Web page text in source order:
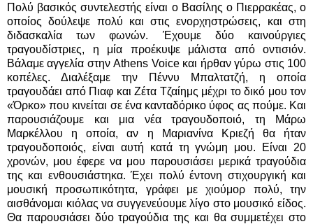
Πολύ βασικός συντελεστής είναι ο Βασίλης ο Πιερρακέας, ο
οποίος δούλεψε πολύ και στις ενορχηστρώσεις, και στη
διδασκαλία των φωνών. Έχουμε δύο καινούργιες
τραγουδίστριες, η μία προέκυψε μάλιστα από οντισιόν.
Βάλαμε αγγελία στην Athens Voice και ήρθαν γύρω στις 100
κοπέλες. Διαλέξαμε την Πέννυ Μπαλτατζή, η οποία
τραγουδάει από Πιαφ και Ζέτα Τζαίημς μέχρι το δικό μου τον
«Όρκο» που κινείται σε ένα κανταδόρικο ύφος ας πούμε. Και
παρουσιάζουμε και μια νέα τραγουδοποιό, τη Μάρω
Μαρκέλλου η οποία, αν η Μαριανίνα Κριεζή θα ήταν
τραγουδοποιός, είναι αυτή κατά τη γνώμη μου. Είναι 20
χρονών, μου έφερε να μου παρουσιάσει μερικά τραγούδια
της και ενθουσιάστηκα. Έχει πολύ έντονη στιχουργική και
μουσική προσωπικότητα, γράφει με χιούμορ πολύ, την
αισθάνομαι κιόλας να συγγενεύουμε λίγο στο μουσικό είδος.
Θα παρουσιάσει δύο τραγούδια της και θα συμμετέχει στο